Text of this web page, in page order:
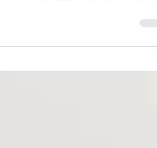
a tu audiencia a